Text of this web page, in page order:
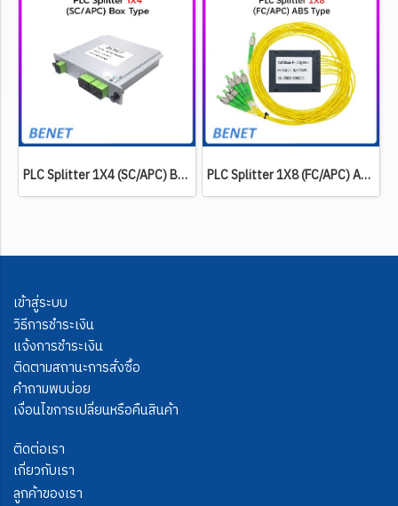
PLC Splitter 1X4 (SC/APC) BOX Type PLC Splitter 1X8 (FC/APC) ABS Type
เข้าสู่ระบบ
วิธีการชำระเงิน
แจ้งการชำระเงิน
ติดตามสถานะการสั่งซื้อ
คำถามพบบ่อย
เงื่อนไขการเปลี่ยนหรือคืนสินค้า
ติดต่อเรา
เกี่ยวกับเรา
ลูกค้าของเรา